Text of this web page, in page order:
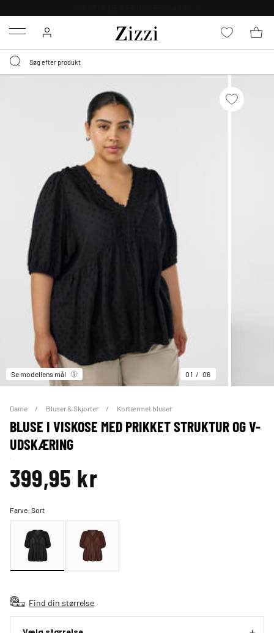
Menu
Se modellens mål 01 06
Dame Bluser & Skjorter Kortærmet bluser
BLUSE I VISKOSE MED PRIKKET STRUKTUR OG V-
UDSKÆRING
399,95 kr
Farve:Sort
Find din størrelse